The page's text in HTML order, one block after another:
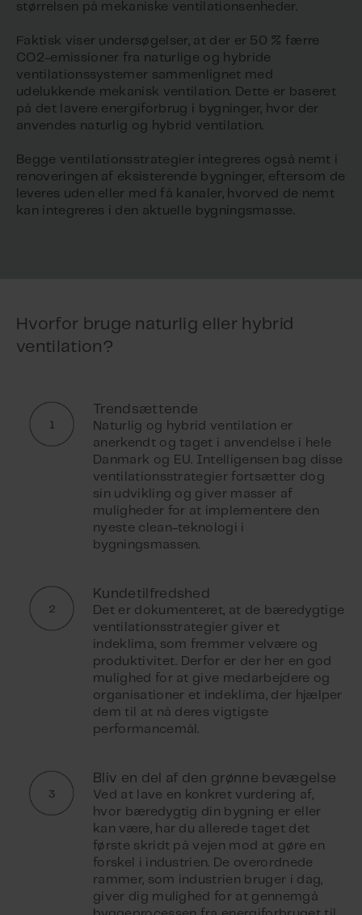
størrelsen på mekaniske ventilationsenheder.
Faktisk viser undersøgelser, at der er 50 % færre
CO2-emissioner fra naturlige og hybride
ventilationssystemer sammenlignet med
udelukkende mekanisk ventilation. Dette er baseret
på det lavere energiforbrug i bygninger, hvor der
anvendes naturlig og hybrid ventilation.
Begge ventilationsstrategier integreres også nemt i
renoveringen af eksisterende bygninger, eftersom de
leveres uden eller med få kanaler, hvorved de nemt
kan integreres i den aktuelle bygningsmasse.
Hvorfor bruge naturlig eller hybrid
ventilation?
Trendsættende
Naturlig og hybrid ventilation er
anerkendt og taget i anvendelse i hele
Danmark og EU. Intelligensen bag disse
ventilationsstrategier fortsætter dog
sin udvikling og giver masser af
muligheder for at implementere den
nyeste clean-teknologi i
bygningsmassen.
Kundetilfredshed
Det er dokumenteret, at de bæredygtige
ventilationsstrategier giver et
indeklima, som fremmer velvære og
produktivitet. Derfor er der her en god
mulighed for at give medarbejdere og
organisationer et indeklima, der hjælper
dem til at nå deres vigtigste
performancemål.
Bliv en del af den grønne bevægelse
Ved at lave en konkret vurdering af,
hvor bæredygtig din bygning er eller
kan være, har du allerede taget det
første skridt på vejen mod at gøre en
forskel i industrien. De overordnede
rammer, som industrien bruger i dag,
giver dig mulighed for at gennemgå